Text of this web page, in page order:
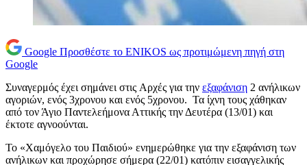
Google Προσθέστε το ENIKOS ως προτιμώμενη πηγή στη
Google
Συναγερμός έχει σημάνει στις Aρχές για την εξαφάνιση 2 ανήλικων
αγοριών, ενός 3χρονου και ενός 5χρονου. Τα ίχνη τους χάθηκαν
από τον Άγιο Παντελεήμονα Αττικής την Δευτέρα (13/01) και
έκτοτε αγνοούνται.
Το «Χαμόγελο του Παιδιού» ενημερώθηκε για την εξαφάνιση των
ανήλικων και προχώρησε σήμερα (22/01) κατόπιν εισαγγελικής